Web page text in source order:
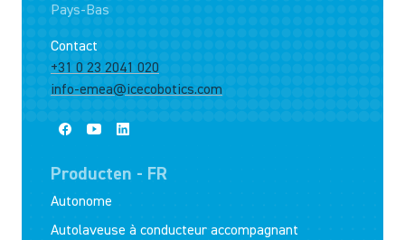
Pays-Bas
Contact
+31 0 23 2041 020
info-emea@icecobotics.com
Producten - FR
Autonome
Autolaveuse à conducteur accompagnant